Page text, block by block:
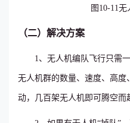
图10-11
（二）解决方案
1、无人机编队飞行只需
无人机群的数量、速度、高
动，几百架无人机即可腾空而